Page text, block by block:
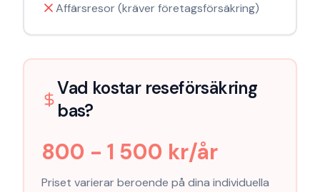
Affärsresor (kräver företagsförsäkring)
Vad kostar reseförsäkring
bas?
800 - 1 500 kr/år
Priset varierar beroende på dina individuella